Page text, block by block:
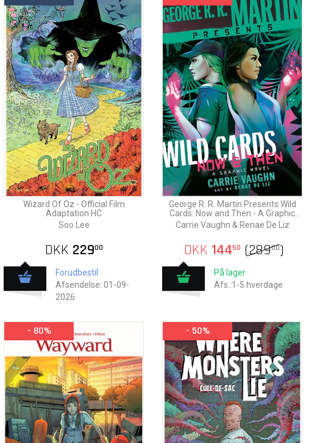
Wizard Of Oz - Official Film
Adaptation HC
Soo Lee
DKK 22900
Forudbestil
Afsendelse: 01-09-
2026
George R. R. Martin Presents Wild
Cards: Now and Then - A Graphic
Novel
Carrie Vaughn & Renae De Liz
DKK 14450 (28900)
På lager
Afs.:1-5 hverdage
- 80% - 50%